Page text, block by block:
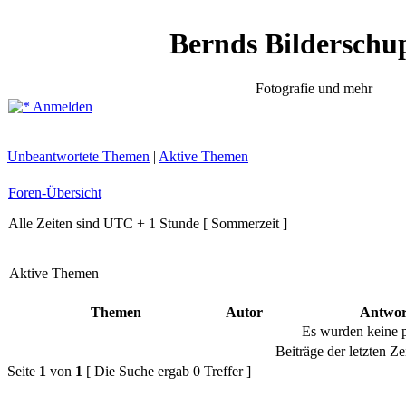
Bernds
Fotografie und mehr
Anmelden
Unbeantwortete Themen | Aktive Themen
Foren-Übersicht
Alle Zeiten sind UTC + 1 Stunde [ Sommerzeit ]
Aktive Themen
Themen Autor
Es wurden keine
Beiträge der letzten
Seite 1 von 1 [ Die Suche ergab 0 Treffer ]